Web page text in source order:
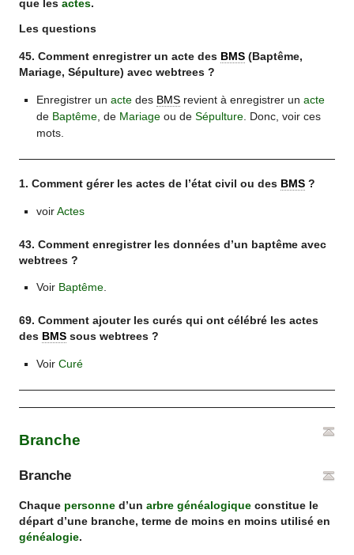
que lesactes.
Les questions
45. Comment enregistrer un acte des BMS (Baptême,
Mariage, Sépulture) avec webtrees ?
Enregistrer un actedes BMSrevient à enregistrer un acte
de Baptême, de Mariageou de Sépulture. Donc, voir ces
mots.
1. Comment gérer les actes de l’état civil ou des BMS ?
voirActes
43. Comment enregistrer les données d’un baptême avec
webtrees ?
Voir Baptême.
69. Comment ajouter les curés qui ont célébré les actes
des BMS sous webtrees ?
Voir Curé
Branche
Branche
Chaque personne d’unarbre généalogique constitue le
départ d’une branche, terme de moins en moins utilisé en
généalogie.